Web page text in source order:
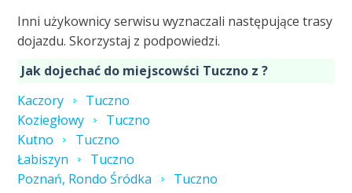
Inni użykownicy serwisu wyznaczali następujące trasy
dojazdu. Skorzystaj z podpowiedzi.
Jak dojechać do miejscowści Tuczno z ?
Kaczory
Tuczno
Koziegłowy
Tuczno
Kutno
Tuczno
Łabiszyn
Tuczno
Poznań, Rondo Śródka
Tuczno